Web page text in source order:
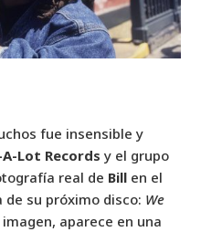
fue insensible y
A-Lot Records y el grupo
real de Billen el
su próximo disco: We
imagen, aparece en una